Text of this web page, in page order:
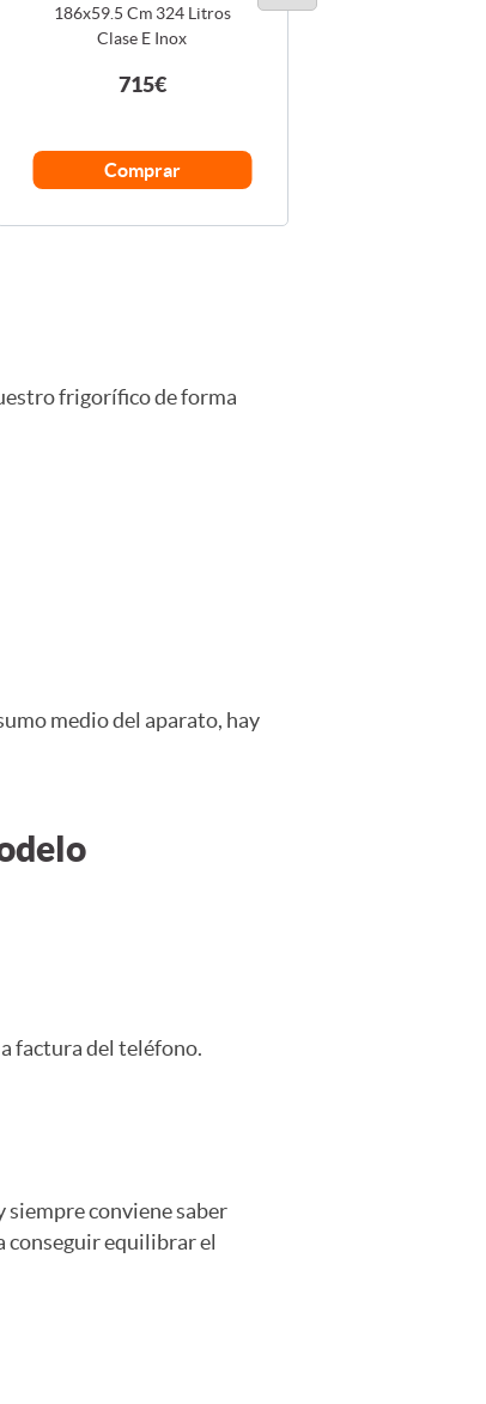
186x59.5 Cm 324 Litros
Clase E Inox
715€
Comprar
frigorífico de forma
medio del aparato, hay
factura del teléfono.
siempre conviene saber
conseguir equilibrar el